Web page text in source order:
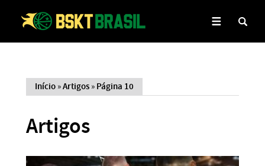
Início »Artigos » Página 10
Artigos